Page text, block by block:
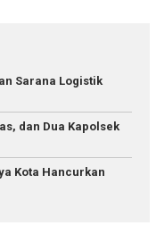
Sarana Logistik
dan Dua Kapolsek
Kota Hancurkan